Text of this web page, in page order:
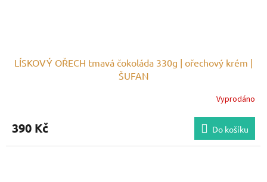
LÍSKOVÝ OŘECH tmavá čokoláda 330g | ořechový krém |
ŠUFAN
Vyprodáno
390 Kč Do košíku